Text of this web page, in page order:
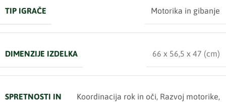
TIP IGRAČE Motorika in gibanje
DIMENZIJE IZDELKA 66 x 56,5 x 47 (cm)
SPRETNOSTI IN
Koordinacija rok in oči, Razvoj motorike,